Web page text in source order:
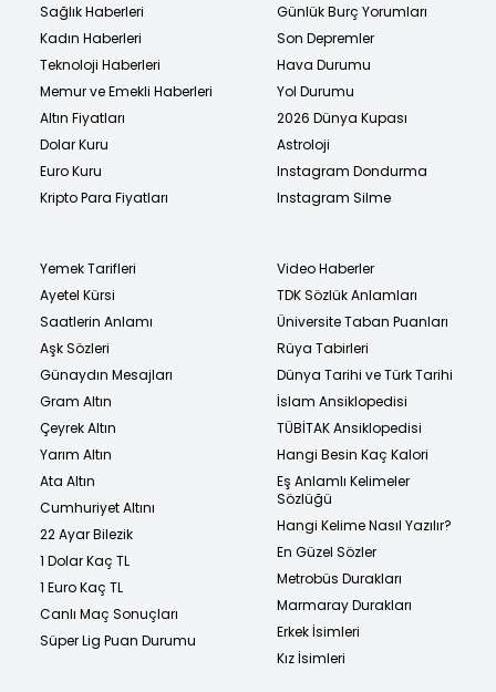
Sağlık Haberleri
Kadın Haberleri
Teknoloji Haberleri
Memur ve Emekli Haberleri
Altın Fiyatları
Dolar Kuru
Euro Kuru
Kripto Para Fiyatları
Günlük Burç Yorumları
Son Depremler
Hava Durumu
Yol Durumu
2026 Dünya Kupası
Astroloji
Instagram Dondurma
Instagram Silme
Yemek Tarifleri
Ayetel Kürsi
Saatlerin Anlamı
Aşk Sözleri
Günaydın Mesajları
Gram Altın
Çeyrek Altın
Yarım Altın
Ata Altın
Cumhuriyet Altını
22 Ayar Bilezik
1 Dolar Kaç TL
1 Euro Kaç TL
Canlı Maç Sonuçları
Süper Lig Puan Durumu
Video Haberler
TDK Sözlük Anlamları
Üniversite Taban Puanları
Rüya Tabirleri
Dünya Tarihi ve Türk Tarihi
İslam Ansiklopedisi
TÜBİTAK Ansiklopedisi
Hangi Besin Kaç Kalori
Eş Anlamlı Kelimeler
Sözlüğü
Hangi Kelime Nasıl Yazılır?
En Güzel Sözler
Metrobüs Durakları
Marmaray Durakları
Erkek İsimleri
Kız İsimleri